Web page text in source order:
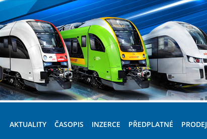
AKTUALITY ČASOPIS INZERCE PŘEDPLATNÉ PRODEJ